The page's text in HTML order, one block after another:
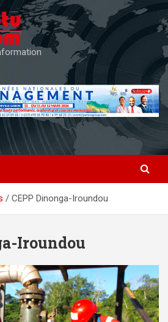
CEPP Dinonga-Iroundou
Iroundou